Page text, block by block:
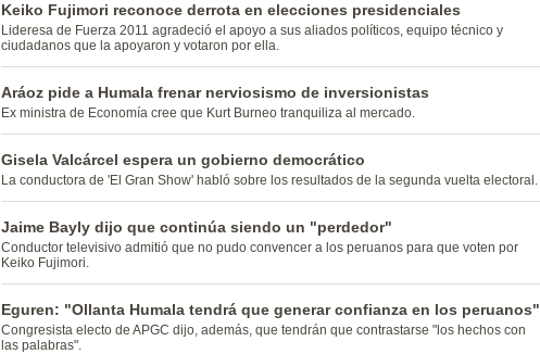
Keiko Fujimori reconoce derrota en elecciones presidenciales
Lideresa de Fuerza 2011 agradeció el apoyo a sus aliados políticos, equipo técnico y
ciudadanos que la apoyaron y votaron por ella.
Aráoz pide a Humala frenar nerviosismo de inversionistas
Ex ministra de Economía cree que Kurt Burneo tranquiliza al mercado.
Gisela Valcárcel espera un gobierno democrático
La conductora de 'El Gran Show' habló sobre los resultados de la segunda vuelta electoral.
Jaime Bayly dijo que continúa siendo un "perdedor"
Conductor televisivo admitió que no pudo convencer a los peruanos para que voten por
Keiko Fujimori.
Eguren: "Ollanta Humala tendrá que generar confianza en los peruanos"
Congresista electo de APGC dijo, además, que tendrán que contrastarse "los hechos con
las palabras".